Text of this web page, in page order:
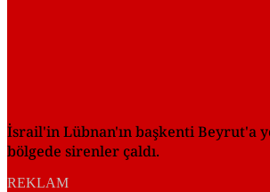
İsrail'in Lübnan'ın başkenti Beyrut'a
bölgede sirenler çaldı.
REKLAM